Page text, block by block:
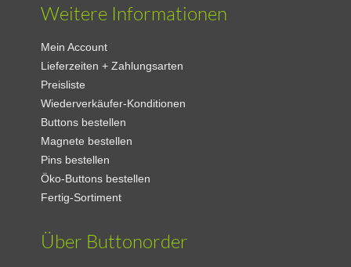
Weitere Informationen
Mein Account
Lieferzeiten + Zahlungsarten
Preisliste
Wiederverkäufer-Konditionen
Buttons bestellen
Magnete bestellen
Pins bestellen
Öko-Buttons bestellen
Fertig-Sortiment
Über Buttonorder